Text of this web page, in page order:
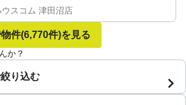
ウスコム 津田沼店
件(6,770件)を見る
か？
り込む